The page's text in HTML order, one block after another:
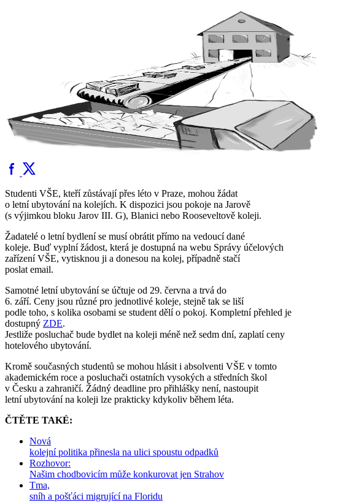
Studenti VŠE, kteří zůstávají přes léto v Praze, mohou žádat
o letní ubytování na kolejích. K dispozici jsou pokoje na Jarově
(s výjimkou bloku Jarov III. G), Blanici nebo Rooseveltově koleji.
Žadatelé o letní bydlení se musí obrátit přímo na vedoucí dané
koleje. Buď vyplní žádost, která je dostupná na webu Správy účelových
zařízení VŠE, vytisknou ji a donesou na kolej, případně stačí
poslat email.
Samotné letní ubytování se účtuje od 29. června a trvá do
6. září. Ceny jsou různé pro jednotlivé koleje, stejně tak se liší
podle toho, s kolika osobami se student dělí o pokoj. Kompletní přehled je
dostupný ZDE.
Jestliže posluchač bude bydlet na koleji méně než sedm dní, zaplatí ceny
hotelového ubytování.
Kromě současných studentů se mohou hlásit i absolventi VŠE v tomto
akademickém roce a posluchači ostatních vysokých a středních škol
v Česku a zahraničí. Žádný deadline pro přihlášky není, nastoupit
letní ubytování na koleji lze prakticky kdykoliv během léta.
ČTĚTE TAKÉ:
Nová
kolejní politika přinesla na ulici spoustu odpadků
Rozhovor:
Našim chodbovicím může konkurovat jen Strahov
Tma,
sníh a pošťáci migrující na Floridu